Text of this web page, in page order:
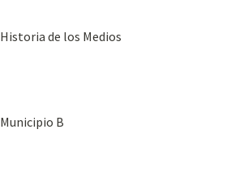
Historia de los Medios
Municipio B